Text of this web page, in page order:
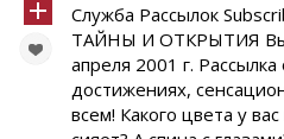
Служба Рассылок
ТАЙНЫ И ОТКРЫТИЯ
апреля 2001 г.
достижениях,
всем! Какого цвета у